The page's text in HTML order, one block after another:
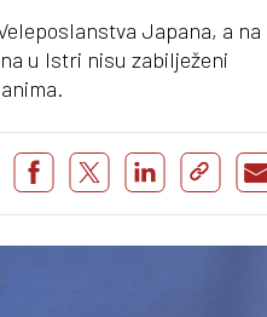
Japana, a na
u Istri nisu zabilježeni